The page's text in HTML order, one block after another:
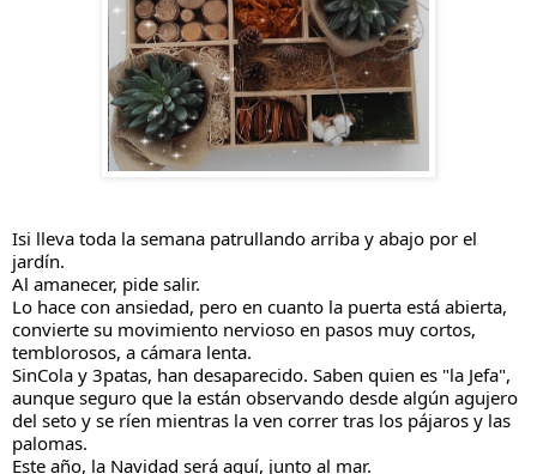
Isi lleva toda la semana patrullando arriba y abajo por el
jardín.
Al amanecer, pide salir.
Lo hace con ansiedad, pero en cuanto la puerta está abierta,
convierte su movimiento nervioso en pasos muy cortos,
temblorosos, a cámara lenta.
SinCola y 3patas, han desaparecido. Saben quien es "la Jefa",
aunque seguro que la están observando desde algún agujero
del seto y se ríen mientras la ven correr tras los pájaros y las
palomas.
Este año, la Navidad será aquí, junto al mar.